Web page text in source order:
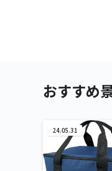
おすすめ
24.05.31